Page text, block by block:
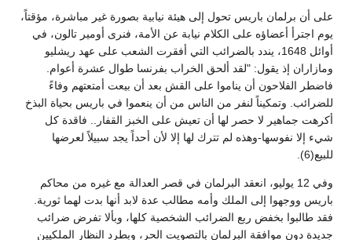
على أن برلمان باريس تحول إلى هيئة نيابية بصورة غير مباشرة، مؤقتاً،
يوم اجترأ أعضاؤه على الكلام نيابة عن الأمة، فنرى أومير تالون، في
أوائل 1648، يندد بالضرائب التي أفقرت الشعب على عهد ريشليو
ومازاران إذ يقول: "لقد ألحق الخراب بفرنسا طوال عشرة أعوام.
فاضطر الفلاحون أن يناموا على القش بعد أن بيعت أمتعتهم وفاءً
للضرائب. وتمكيناً لنفر من الناس من أن ينعموا في باريس بحياة البذخ
أكرهت جماهير لا حصر لها أن تعيش على الخبز القفار.. فاقدة كل
شيء إلا نفوسها-وهذه لم تترك لها إلا لأن أحداً يجد سبيلاً لعرضها
للبيع(6).
وفي 12 يوليو، انعقد البرلمان في قصر العدالة مع غيره من محاكم
باريس ووجهوا إلى الملك وأمه مطالب عدة لابد أنها بدت لهما ثورية.
فقد طالبوا بخفض ربع الضرائب الشخصية كلها، وبألا تفرض ضرائب
جديدة دون موافقة البرلمان بالتصويت الحر، وبطرد النظار الملكيين